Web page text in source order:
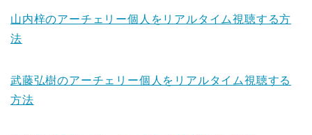
山内梓のアーチェリー個人をリアルタイム視聴する方
法
武藤弘樹のアーチェリー個人をリアルタイム視聴する
方法